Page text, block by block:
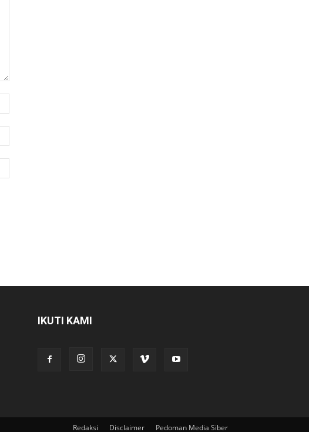
IKUTI KAMI
Redaksi Disclaimer Pedoman Media Siber